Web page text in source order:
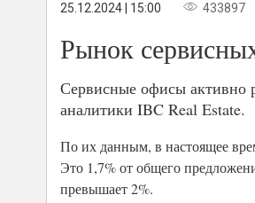
25.12.2024 | 15:00 433897
Рынок
Сервисные офисы активно
аналитики IBC Real Estate.
По их данным, в настоящее
Это 1,7% от общего
превышает 2%.